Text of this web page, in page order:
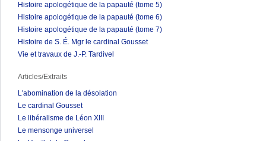
Histoire apologétique de la papauté (tome 5)
Histoire apologétique de la papauté (tome 6)
Histoire apologétique de la papauté (tome 7)
Histoire de S. É. Mgr le cardinal Gousset
Vie et travaux de J.-P. Tardivel
Articles/Extraits
L'abomination de la désolation
Le cardinal Gousset
Le libéralisme de Léon XIII
Le mensonge universel